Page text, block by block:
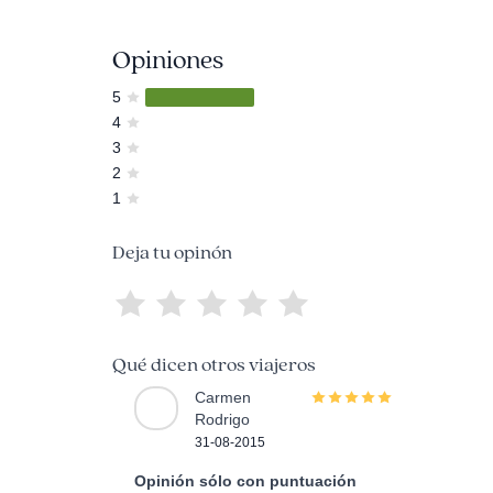
Opiniones
5
4
3
2
1
Deja tu opinón
Qué dicen otros viajeros
Carmen
Rodrigo
31-08-2015
Opinión sólo con puntuación